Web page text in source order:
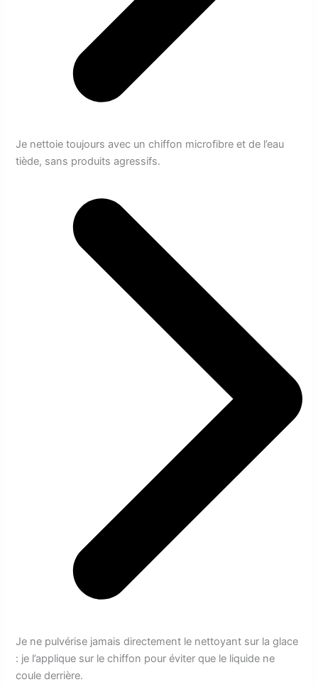
Je nettoie toujours avec un chiffon microfibre et de l’eau
tiède, sans produits agressifs.
Je ne pulvérise jamais directement le nettoyant sur la glace
: je l’applique sur le chiffon pour éviter que le liquide ne
coule derrière.